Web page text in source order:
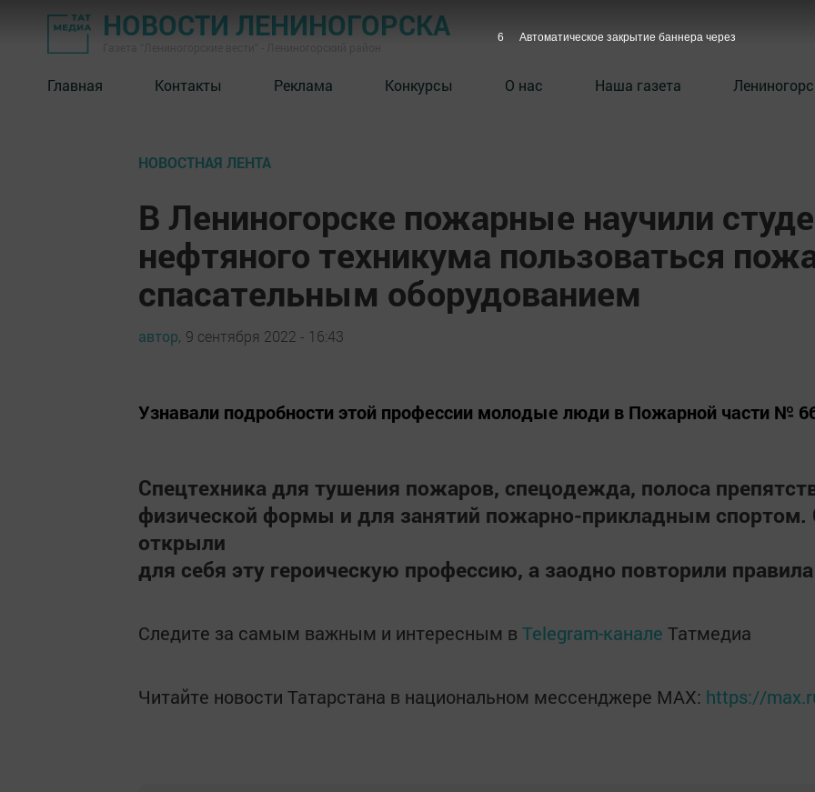
НОВОСТИ ЛЕНИНОГОРСКА
Главная Контакты Реклама Конкурсы О нас Наша газета
НОВОСТНАЯ ЛЕНТА
В Лениногорске пожарные научили
нефтяного техникума пользоваться
спасательным оборудованием
автор, 9 сентября 2022 - 16:43
Узнавали подробности этой профессии молодые люди в Пожарной части №
Спецтехника для тушения пожаров, спецодежда, полоса
физической формы и для занятий пожарно-прикладным спортом.
открыли
для себя эту героическую профессию, а заодно повторили
Следите за самым важным и интересным в Telegram-канале Татмедиа
Читайте новости Татарстана в национальном мессенджере MАХ: https://
6 Автоматическое закрытие баннера через